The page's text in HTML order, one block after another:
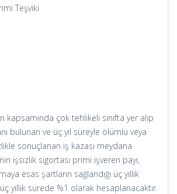
Teşviki
kapsamında çok tehlikeli sınıfta yer alıp
bulunan ve üç yıl süreyle ölümlü veya
sonuçlanan iş kazası meydana
işsizlik sigortası primi işveren payı,
esas şartların sağlandığı üç yıllık
yıllık sürede %1 olarak hesaplanacaktır.